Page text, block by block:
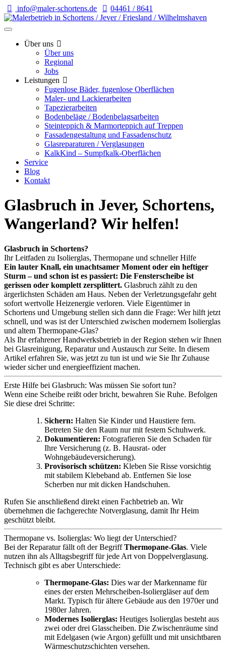
info@maler-schortens.de 04461 / 8641
Über uns
Über uns
Regional
Jobs
Leistungen
Fugenlose Bäder, fugenlose Oberflächen
Maler- und Lackierarbeiten
Tapezierarbeiten
Bodenbeläge / Bodenbelagsarbeiten
Steinteppich & Marmorteppich auf Treppen
Fassadengestaltung und Fassadenschutz
Glasreparaturen / Verglasungen
KalkKind – Sumpfkalk-Oberflächen
Service
Blog
Kontakt
Glasbruch in Jever, Schortens,
Wangerland? Wir helfen!
Glasbruch in Schortens?
Ihr Leitfaden zu Isolierglas, Thermopane und schneller Hilfe
Ein lauter Knall, ein unachtsamer Moment oder ein heftiger
Sturm – und schon ist es passiert: Die Fensterscheibe ist
gerissen oder komplett zersplittert. Glasbruch zählt zu den
ärgerlichsten Schäden am Haus. Neben der Verletzungsgefahr geht
sofort wertvolle Heizenergie verloren. Viele Eigentümer in
Schortens und Umgebung stellen sich dann die Frage: Wer hilft jetzt
schnell, und was ist der Unterschied zwischen modernem Isolierglas
und altem Thermopane-Glas?
Als Ihr erfahrener Handwerksbetrieb in der Region stehen wir Ihnen
bei Glasreinigung, Reparatur und Austausch zur Seite. In diesem
Artikel erfahren Sie, was jetzt zu tun ist und wie Sie Ihr Zuhause
wieder sicher und energieeffizient machen.
Erste Hilfe bei Glasbruch: Was müssen Sie sofort tun?
Wenn eine Scheibe reißt oder bricht, bewahren Sie Ruhe. Befolgen
Sie diese drei Schritte:
Sichern: Halten Sie Kinder und Haustiere fern.
Betreten Sie den Raum nur mit festem Schuhwerk.
Dokumentieren: Fotografieren Sie den Schaden für
Ihre Versicherung (z. B. Hausrat- oder
Wohngebäudeversicherung).
Provisorisch schützen: Kleben Sie Risse vorsichtig
mit stabilem Klebeband ab. Entfernen Sie lose
Scherben nur mit dicken Handschuhen.
Rufen Sie anschließend direkt einen Fachbetrieb an. Wir
übernehmen die fachgerechte Notverglasung, damit Ihr Heim
geschützt bleibt.
Thermopane vs. Isolierglas: Wo liegt der Unterschied?
Bei der Reparatur fällt oft der BegriffThermopane-Glas. Viele
nutzen ihn als Alltagsbegriff für jede Art von Doppelverglasung.
Technisch gibt es aber Unterschiede:
Thermopane-Glas: Dies war der Markenname für
eines der ersten Mehrscheiben-Isoliergläser auf dem
Markt. Typisch für ältere Gebäude aus den 1970er und
1980er Jahren.
Modernes Isolierglas: Heutiges Isolierglas besteht aus
zwei oder drei Glasscheiben. Die Zwischenräume sind
mit Edelgasen (wie Argon) gefüllt und mit unsichtbaren
Wärmeschutzschichten versehen.